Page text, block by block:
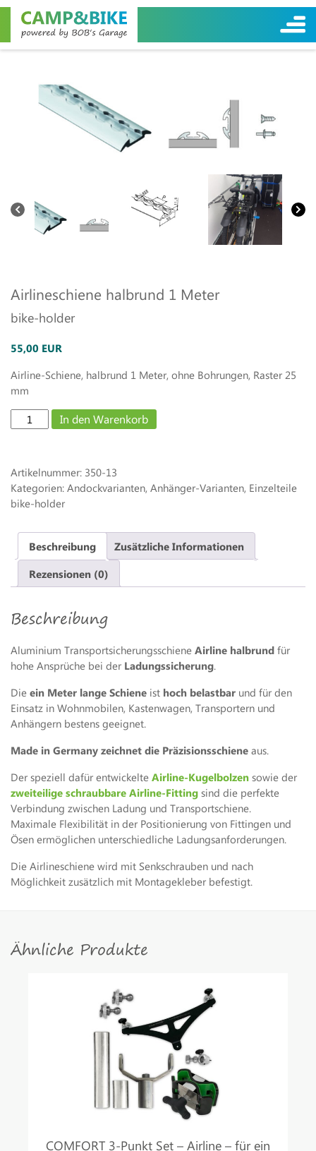
Airlineschiene halbrund 1 Meter
bike-holder
55,00 EUR
Airline-Schiene, halbrund 1 Meter, ohne Bohrungen, Raster 25
mm
Airlineschiene
halbrund
Menge
In den Warenkorb
Artikelnummer: 350-13
Kategorien: Andockvarianten, Anhänger-Varianten, Einzelteile
bike-holder
Beschreibung
Zusätzliche Informationen
Rezensionen (0)
Beschreibung
Aluminium Transportsicherungsschiene Airline halbrund für
hohe Ansprüche bei der Ladungssicherung.
Die ein Meter lange Schiene ist hoch belastbar und für den
Einsatz in Wohnmobilen, Kastenwagen, Transportern und
Anhängern bestens geeignet.
Made in Germany zeichnet die Präzisionsschiene aus.
Der speziell dafür entwickelte Airline-Kugelbolzen sowie der
zweiteilige schraubbare Airline-Fitting sind die perfekte
Verbindung zwischen Ladung und Transportschiene.
Maximale Flexibilität in der Positionierung von Fittingen und
Ösen ermöglichen unterschiedliche Ladungsanforderungen.
Die Airlineschiene wird mit Senkschrauben und nach
Möglichkeit zusätzlich mit Montagekleber befestigt.
Ähnliche Produkte
COMFORT 3-Punkt Set – Airline – für ein